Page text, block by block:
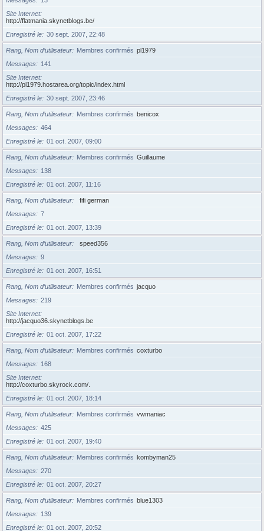
Site Internet
http://flatmania.skynetblogs.be/
Enregistré le
30 sept. 2007, 22:48
Rang, Nom d’utilisateur Membres confirmés pl1979
Messages
141
Site Internet
http://pl1979.hostarea.org/topic/index.html
Enregistré le
30 sept. 2007, 23:46
Rang, Nom d’utilisateur Membres confirmés benicox
Messages
464
Enregistré le
01 oct. 2007, 09:00
Rang, Nom d’utilisateur Membres confirmés Guillaume
Messages
138
Enregistré le
01 oct. 2007, 11:16
Rang, Nom d’utilisateur
fifi german
Messages
7
Enregistré le
01 oct. 2007, 13:39
Rang, Nom d’utilisateur
speed356
Messages
9
Enregistré le
01 oct. 2007, 16:51
Rang, Nom d’utilisateur Membres confirmés jacquo
Messages
219
Site Internet
http://jacquo36.skynetblogs.be
Enregistré le
01 oct. 2007, 17:22
Rang, Nom d’utilisateur Membres confirmés coxturbo
Messages
168
Site Internet
http://coxturbo.skyrock.com/.
Enregistré le
01 oct. 2007, 18:14
Rang, Nom d’utilisateur Membres confirmés vwmaniac
Messages
425
Enregistré le
01 oct. 2007, 19:40
Rang, Nom d’utilisateur Membres confirmés kombyman25
Messages
270
Enregistré le
01 oct. 2007, 20:27
Rang, Nom d’utilisateur Membres confirmés blue1303
Messages
139
Enregistré le
01 oct. 2007, 20:52